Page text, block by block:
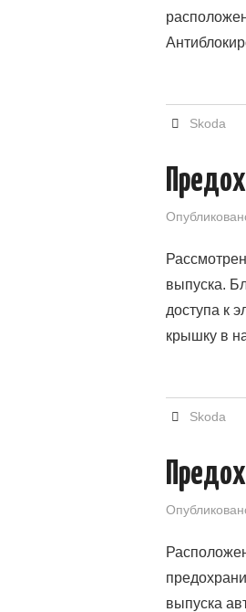
Skoda
выпуска.
доступа к
крышку в
Skoda
выпуска